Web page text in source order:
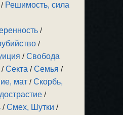
/ Решимость, сила
/
/
/Свобода
/Секта /Семья /
мат /Скорбь,
/
/Смех, Шутки /